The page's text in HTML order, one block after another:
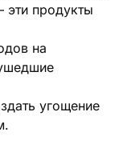
эти продукты
на
угощение